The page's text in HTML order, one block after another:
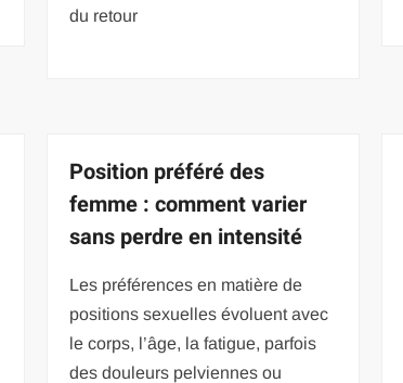
du retour
Position préféré des
femme : comment varier
sans perdre en intensité
Les préférences en matière de
positions sexuelles évoluent avec
le corps, l’âge, la fatigue, parfois
des douleurs pelviennes ou